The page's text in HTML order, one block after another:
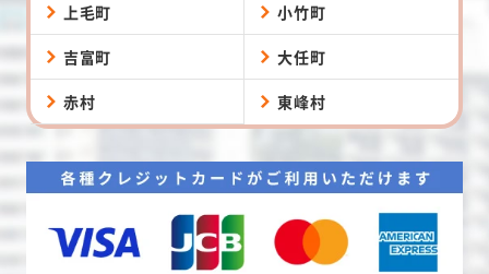
上毛町 小竹町
吉富町 大任町
赤村 東峰村